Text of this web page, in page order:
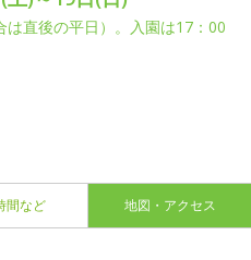
は直後の平日）。入園は17：00
間など 地図・アクセス